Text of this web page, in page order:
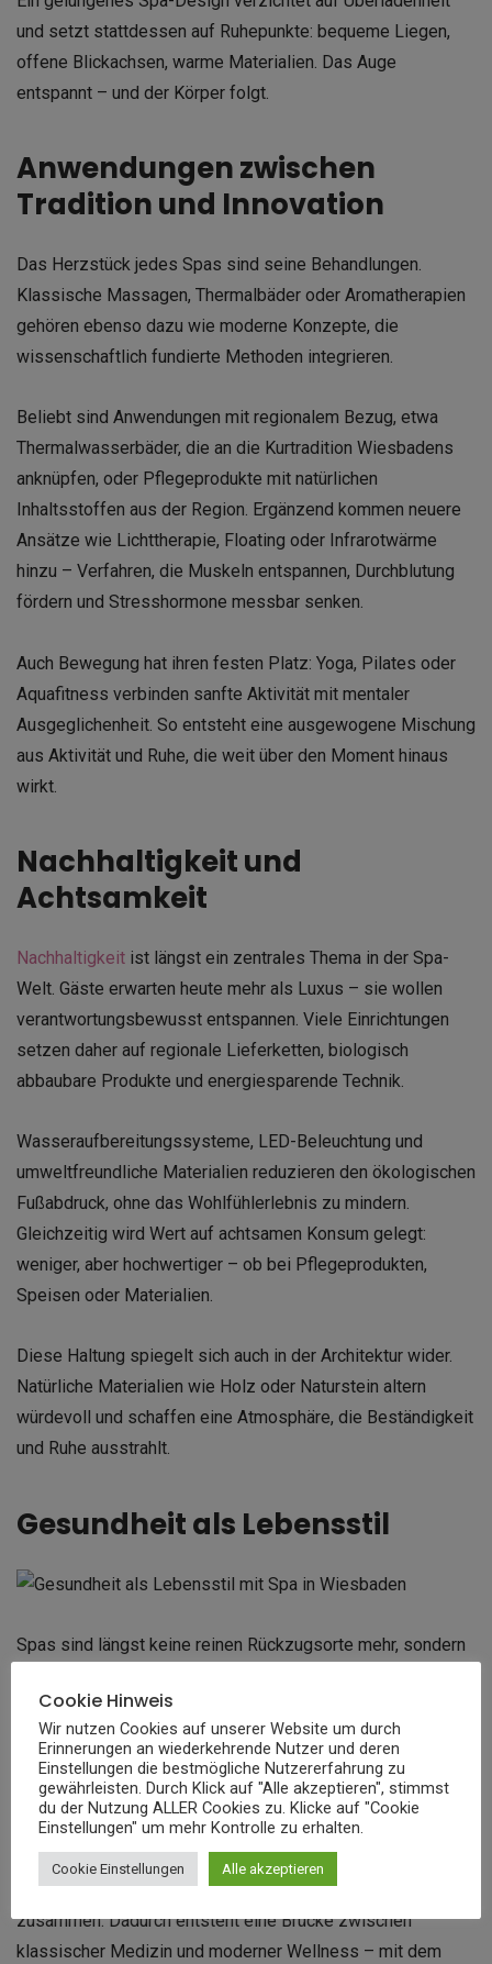
und setzt stattdessen auf Ruhepunkte: bequeme Liegen,
offene Blickachsen, warme Materialien. Das Auge
entspannt – und der Körper folgt.
Anwendungen zwischen
Tradition und Innovation
Das Herzstück jedes Spas sind seine Behandlungen.
Klassische Massagen, Thermalbäder oder Aromatherapien
gehören ebenso dazu wie moderne Konzepte, die
wissenschaftlich fundierte Methoden integrieren.
Beliebt sind Anwendungen mit regionalem Bezug, etwa
Thermalwasserbäder, die an die Kurtradition Wiesbadens
anknüpfen, oder Pflegeprodukte mit natürlichen
Inhaltsstoffen aus der Region. Ergänzend kommen neuere
Ansätze wie Lichttherapie, Floating oder Infrarotwärme
hinzu – Verfahren, die Muskeln entspannen, Durchblutung
fördern und Stresshormone messbar senken.
Auch Bewegung hat ihren festen Platz: Yoga, Pilates oder
Aquafitness verbinden sanfte Aktivität mit mentaler
Ausgeglichenheit. So entsteht eine ausgewogene Mischung
aus Aktivität und Ruhe, die weit über den Moment hinaus
wirkt.
Nachhaltigkeit und
Achtsamkeit
Nachhaltigkeit ist längst ein zentrales Thema in der Spa-
Welt. Gäste erwarten heute mehr als Luxus – sie wollen
verantwortungsbewusst entspannen. Viele Einrichtungen
setzen daher auf regionale Lieferketten, biologisch
abbaubare Produkte und energiesparende Technik.
Wasseraufbereitungssysteme, LED-Beleuchtung und
umweltfreundliche Materialien reduzieren den ökologischen
Fußabdruck, ohne das Wohlfühlerlebnis zu mindern.
Gleichzeitig wird Wert auf achtsamen Konsum gelegt:
weniger, aber hochwertiger – ob bei Pflegeprodukten,
Speisen oder Materialien.
Diese Haltung spiegelt sich auch in der Architektur wider.
Natürliche Materialien wie Holz oder Naturstein altern
würdevoll und schaffen eine Atmosphäre, die Beständigkeit
und Ruhe ausstrahlt.
Gesundheit als Lebensstil
Spas sind längst keine reinen Rückzugsorte mehr, sondern
Immer mehr Menschen sehen in ihnen einen wichtigen
Baustein, um Stress abzubauen und körperlich wie mental
im Gleichgewicht zu bleiben.
In Wiesbaden wird dieser Ansatz durch medizinische
Kompetenz ergänzt: Viele Einrichtungen arbeiten mit
Physiotherapeuten, Dermatologen oder Ernährungsberatern
zusammen. Dadurch entsteht eine Brücke zwischen
klassischer Medizin und moderner Wellness – mit dem
Cookie Hinweis
Wir nutzen Cookies auf unserer Website um durch
Erinnerungen an wiederkehrende Nutzer und deren
Einstellungen die bestmögliche Nutzererfahrung zu
gewährleisten. Durch Klick auf "Alle akzeptieren", stimmst
du der Nutzung ALLER Cookies zu. Klicke auf "Cookie
Einstellungen" um mehr Kontrolle zu erhalten.
Cookie Einstellungen Alle akzeptieren